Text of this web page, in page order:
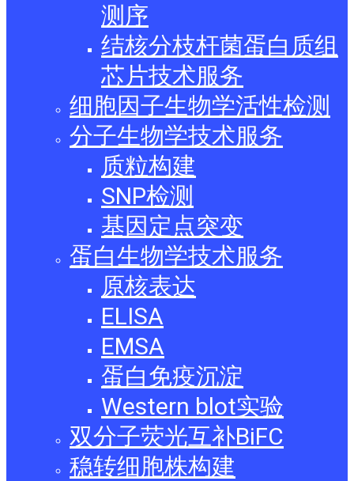
测序
结核分枝杆菌蛋白质组
芯片技术服务
细胞因子生物学活性检测
分子生物学技术服务
质粒构建
SNP检测
基因定点突变
蛋白生物学技术服务
原核表达
ELISA
EMSA
蛋白免疫沉淀
Western blot实验
双分子荧光互补BiFC
稳转细胞株构建